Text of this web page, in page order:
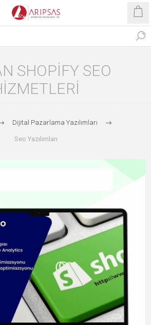
SHOPIFY SEO
Dijital Pazarlama Yazılımları
Seo Yazılımları